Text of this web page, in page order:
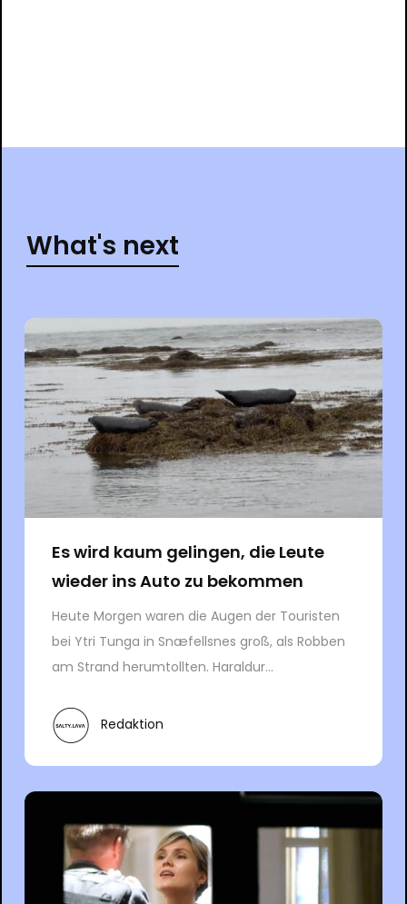
What's next
Es wird kaum gelingen, die Leute
wieder ins Auto zu bekommen
Heute Morgen waren die Augen der Touristen
bei Ytri Tunga in Snæfellsnes groß, als Robben
am Strand herumtollten. Haraldur...
Redaktion